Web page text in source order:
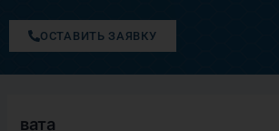
ОСТАВИТЬ ЗАЯВКУ
вата